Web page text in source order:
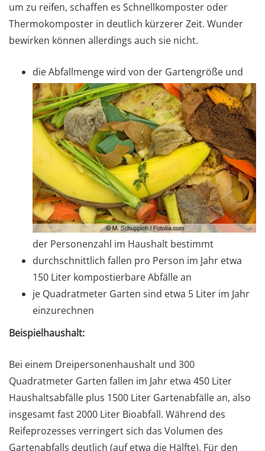
um zu reifen, schaffen es Schnellkomposter oder
Thermokomposter in deutlich kürzerer Zeit. Wunder
bewirken können allerdings auch sie nicht.
die Abfallmenge wird von der Gartengröße und
der Personenzahl im Haushalt bestimmt
durchschnittlich fallen pro Person im Jahr etwa
150 Liter kompostierbare Abfälle an
je Quadratmeter Garten sind etwa 5 Liter im Jahr
einzurechnen
Beispielhaushalt:
Bei einem Dreipersonenhaushalt und 300
Quadratmeter Garten fallen im Jahr etwa 450 Liter
Haushaltsabfälle plus 1500 Liter Gartenabfälle an, also
insgesamt fast 2000 Liter Bioabfall. Während des
Reifeprozesses verringert sich das Volumen des
Gartenabfalls deutlich (auf etwa die Hälfte). Für den